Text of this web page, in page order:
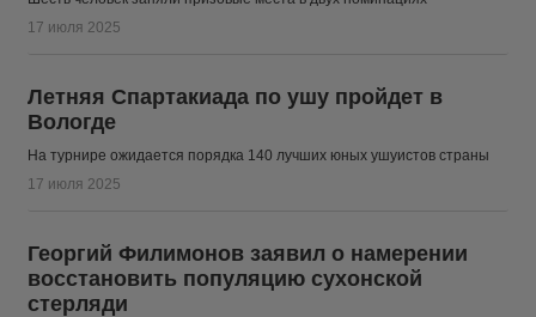
17 июля 2025
Летняя Спартакиада по ушу пройдет в
Вологде
На турнире ожидается порядка 140 лучших юных ушуистов страны
17 июля 2025
Георгий Филимонов заявил о намерении
восстановить популяцию сухонской
стерляди